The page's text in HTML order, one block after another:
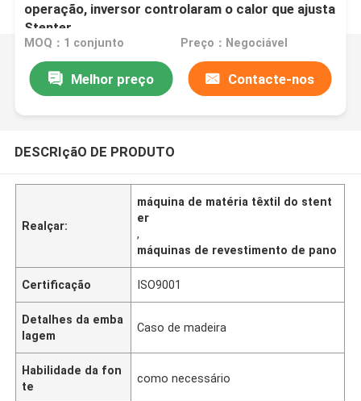
operação, inversor controlaram o calor que ajusta
Stenter
MOQ：1 conjunto Preço：Negociável
Melhor preço Contacte-nos
DESCRIçãO DE PRODUTO
Realçar:
máquina de matéria têxtil do stent
er
,
máquinas de revestimento de pano
Certificação ISO9001
Detalhes da emba
lagem
Caso de madeira
Habilidade da fon
te
como necessário